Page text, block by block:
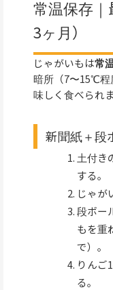
常温保存
3ヶ月）
じゃがいもは常
暗所（7〜15℃程
味しく食べられま
新聞紙＋段
土付き
する。
じゃが
段ボー
もを重
で）。
りんご
る。